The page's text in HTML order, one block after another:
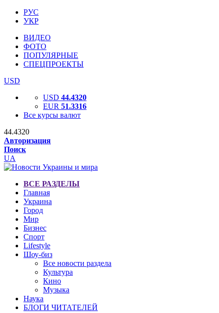
РУС
УКР
ВИДЕО
ФОТО
ПОПУЛЯРНЫЕ
СПЕЦПРОЕКТЫ
USD
USD 44.4320
EUR 51.3316
Все курсы валют
44.4320
Авторизация
Поиск
UA
ВСЕ РАЗДЕЛЫ
Главная
Украина
Город
Мир
Бизнес
Спорт
Lifestyle
Шоу-биз
Все новости раздела
Культура
Кино
Музыка
Наука
БЛОГИ ЧИТАТЕЛЕЙ